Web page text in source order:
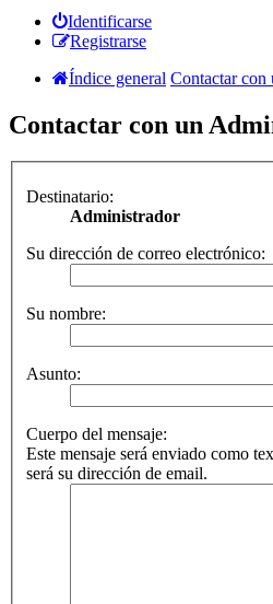
Identificarse
Registrarse
Índice general Contactar
Contactar con un
Destinatario:
Administrador
Su dirección de correo electrónico:
Su nombre:
Asunto:
Cuerpo del mensaje:
Este mensaje será enviado como
será su dirección de email.